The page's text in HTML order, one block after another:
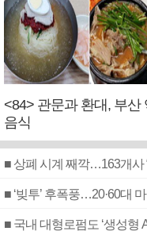
<84> 관문과 환대, 부산
음식
■ 상폐 시계 째깍…163개사
■ ‘빚투’ 후폭풍…20·60대
■ 국내 대형로펌도 ‘생성형